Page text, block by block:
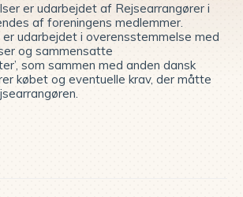
er udarbejdet af Rejsearrangører i
af foreningens medlemmer.
udarbejdet i overensstemmelse med
og sammensatte
som sammen med anden dansk
købet og eventuelle krav, der måtte